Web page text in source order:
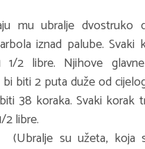
mu ubralje dvostruko
iznad palube. Svaki
1/2 libre. Njihove
biti 2 puta duže od
38 koraka. Svaki korak
2 libre.
(Ubralje su užeta, koja